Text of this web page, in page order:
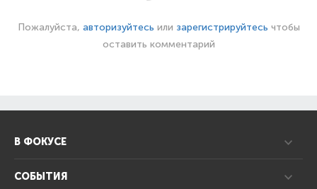
Пожалуйста, авторизуйтесь или зарегистрируйтесь чтобы
оставить комментарий
В ФОКУСЕ
СОБЫТИЯ